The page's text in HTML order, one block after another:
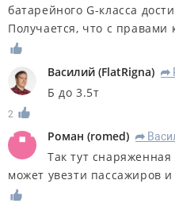
батарейного G-класса
Получается, что с правами
Василий (FlatRigna) R
Б до 3.5т
2
Роман (romed) R
Так тут
может увезти пассажиров и